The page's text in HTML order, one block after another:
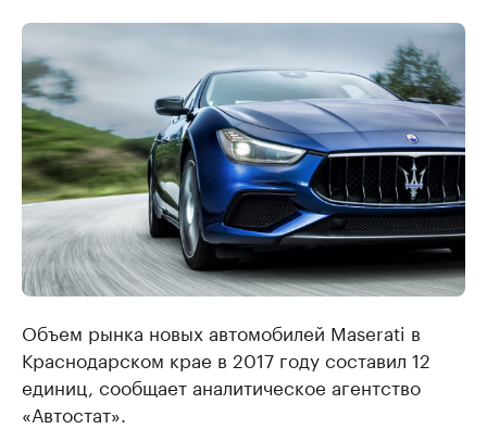
Объем рынка новых автомобилей Maserati в
Краснодарском крае в 2017 году составил 12
единиц, сообщает аналитическое агентство
«Автостат».